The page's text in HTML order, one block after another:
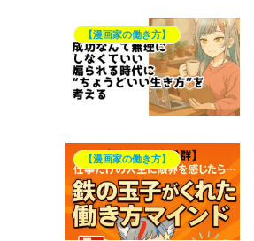
【漫画家の働き方】
【漫画家の働き方】